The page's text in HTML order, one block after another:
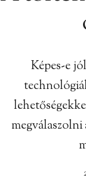
Képes-e
megválaszolni